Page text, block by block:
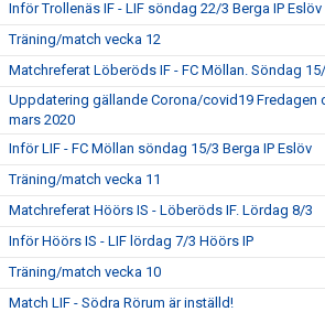
Inför Trollenäs IF - LIF söndag 22/3 Berga IP Eslöv
Träning/match vecka 12
Matchreferat Löberöds IF - FC Möllan. Söndag
Uppdatering gällande Corona/covid19 Fredagen
mars 2020
Inför LIF - FC Möllan söndag 15/3 Berga IP Eslöv
Träning/match vecka 11
Matchreferat Höörs IS - Löberöds IF. Lördag 8/3
Inför Höörs IS - LIF lördag 7/3 Höörs IP
Träning/match vecka 10
Match LIF - Södra Rörum är inställd!